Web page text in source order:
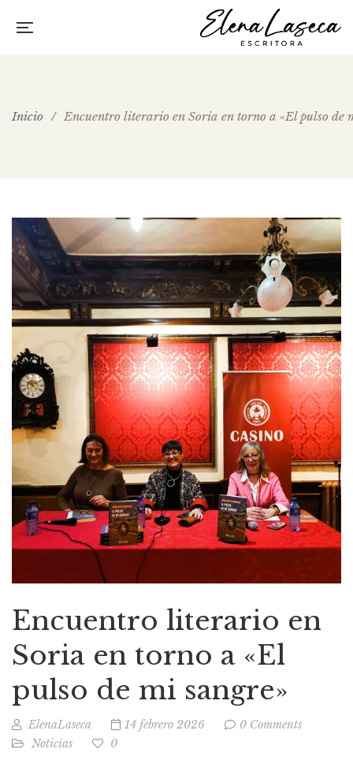
Inicio / Encuentro literario en Soria en torno a «El pulso de
Encuentro literario en
Soria en torno a «El
pulso de mi sangre»
ElenaLaseca 14 febrero 2026
0 Comments
Noticias
0